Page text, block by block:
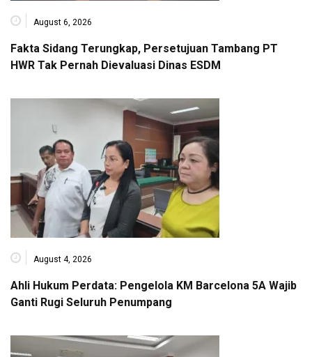
August 6, 2026
Fakta Sidang Terungkap, Persetujuan Tambang PT
HWR Tak Pernah Dievaluasi Dinas ESDM
August 4, 2026
Ahli Hukum Perdata: Pengelola KM Barcelona 5A Wajib
Ganti Rugi Seluruh Penumpang